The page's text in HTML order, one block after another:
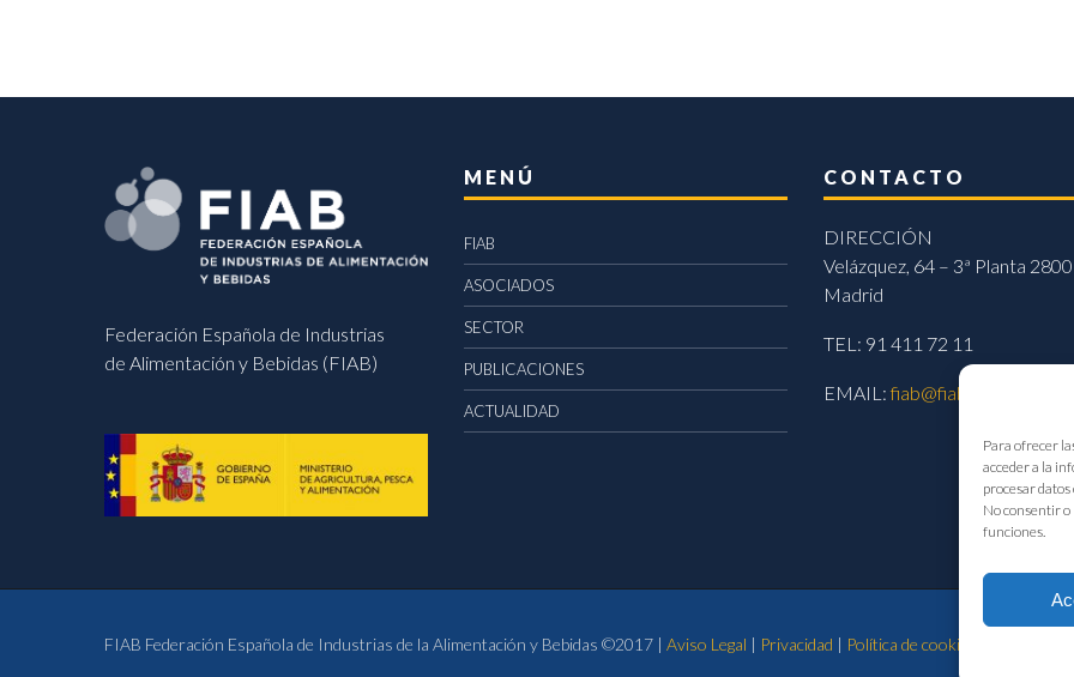
Para ofrecer
acceder a la
procesar
No consentir
funciones.
Federación Española de Industrias
de Alimentación y Bebidas (FIAB)
MENÚ
FIAB
ASOCIADOS
SECTOR
PUBLICACIONES
ACTUALIDAD
CONTACTO
DIRECCIÓN
Velázquez, 64 – 3ª Planta
Madrid
TEL: 91 411 72 11
EMAIL:fiab@fiab.es
FIAB Federación Española de Industrias de la Alimentación y Bebidas ©2017 | Aviso Legal | Privacidad | Política de cookies